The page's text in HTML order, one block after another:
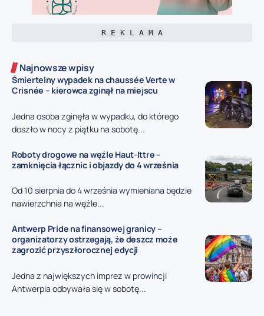
R E K L A M A
Najnowsze wpisy
Śmiertelny wypadek na chaussée Verte w
Crisnée – kierowca zginął na miejscu
Jedna osoba zginęła w wypadku, do którego
doszło w nocy z piątku na sobotę...
Roboty drogowe na węźle Haut-Ittre –
zamknięcia łącznic i objazdy do 4 września
Od 10 sierpnia do 4 września wymieniana będzie
nawierzchnia na węźle...
Antwerp Pride na finansowej granicy –
organizatorzy ostrzegają, że deszcz może
zagrozić przyszłorocznej edycji
Jedna z największych imprez w prowincji
Antwerpia odbywała się w sobotę...